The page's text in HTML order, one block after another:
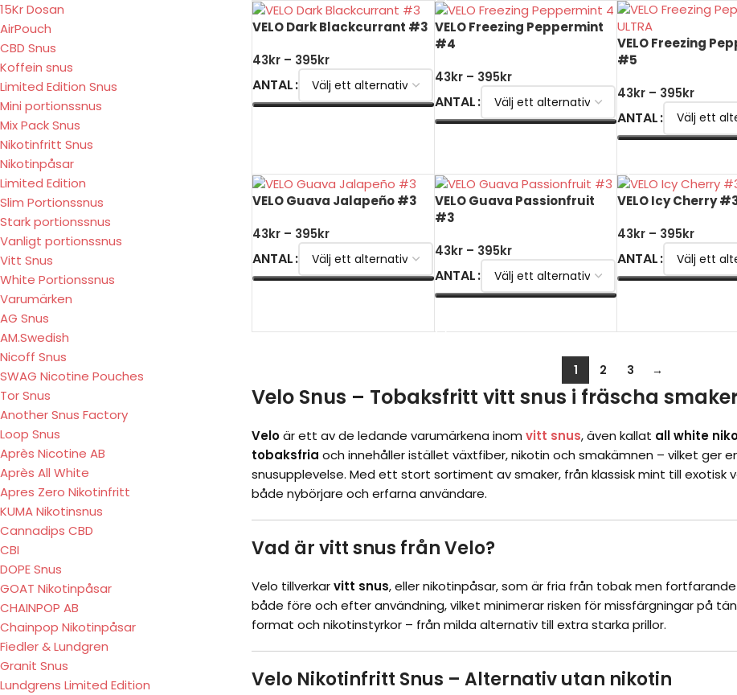
15Kr Dosan
AirPouch
CBD Snus
Koffein snus
Limited Edition Snus
Mini portionssnus
Mix Pack Snus
Nikotinfritt Snus
Nikotinpåsar
Limited Edition
Slim Portionssnus
Stark portionssnus
Vanligt portionssnus
Vitt Snus
White Portionssnus
Varumärken
AG Snus
AM.Swedish
Nicoff Snus
SWAG Nicotine Pouches
Tor Snus
Another Snus Factory
Loop Snus
Après Nicotine AB
Après All White
Apres Zero Nikotinfritt
KUMA Nikotinsnus
Cannadips CBD
CBI
DOPE Snus
GOAT Nikotinpåsar
CHAINPOP AB
Chainpop Nikotinpåsar
Fiedler & Lundgren
Granit Snus
Lundgrens Limited Edition
VELO Dark Blackcurrant #3
43kr – 395kr
ANTAL
VELO Freezing Peppermint
#4
43kr – 395kr
ANTAL
VELO Freezing
#5
43kr – 395kr
ANTAL
VELO Guava Jalapeño #3
43kr – 395kr
ANTAL
VELO Guava Passionfruit
#3
43kr – 395kr
ANTAL
VELO Icy Cherry
43kr – 395kr
ANTAL
1 2 3 →
Velo Snus – Tobaksfritt vitt snus i fräscha
Veloär ett av de ledande varumärkena inom vitt snus, även kallat all white
tobaksfria och innehåller istället växtfiber, nikotin och smakämnen – vilket ger
snusupplevelse. Med ett stort sortiment av smaker, från klassisk mint till
både nybörjare och erfarna användare.
Vad är vitt snus från Velo?
Velo tillverkarvitt snus, eller nikotinpåsar, som är fria från tobak men
både före och efter användning, vilket minimerar risken för missfärgningar på
format och nikotinstyrkor – från milda alternativ till extra starka prillor.
Velo Nikotinfritt Snus – Alternativ utan nikotin